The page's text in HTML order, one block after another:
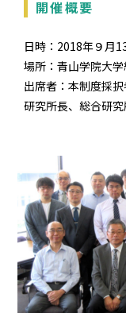
開催概要
日時：2018年９月
場所：青山学院大
出席者：本制度採
研究所長、総合研